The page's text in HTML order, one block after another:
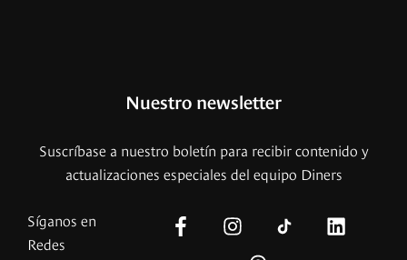
Nuestro newsletter
Suscríbase a nuestro boletín para recibir contenido y
actualizaciones especiales del equipo Diners
Síganos en
Redes